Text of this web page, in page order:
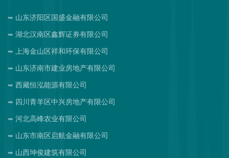
山东济阳区国盛金融有限公司
湖北汉南区鑫辉证券有限公司
上海金山区祥和环保有限公司
山东济南市建业房地产有限公司
西藏恒泓能源有限公司
四川青羊区中兴房地产有限公司
河北高峰农业有限公司
山东市南区启航金融有限公司
山西坤俊建筑有限公司